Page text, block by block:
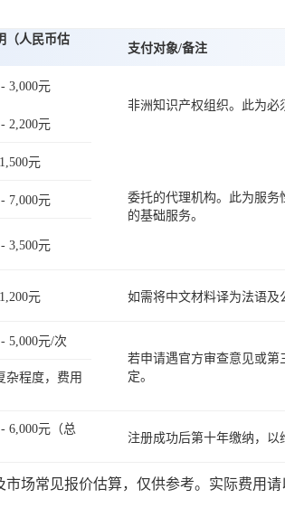
（人民币估
支付对象/备注
3,000元
非洲知识产权组织。此为必
2,200元
元
委托的代理机构。此为服务
的基础服务。
7,000元
3,500元
元 如需将中文材料译为法语及
5,000元/次
若申请遇官方审查意见或第
定。
杂程度，费用
6,000元（总
注册成功后第十年缴纳，以
常见报价估算，仅供参考。实际费用